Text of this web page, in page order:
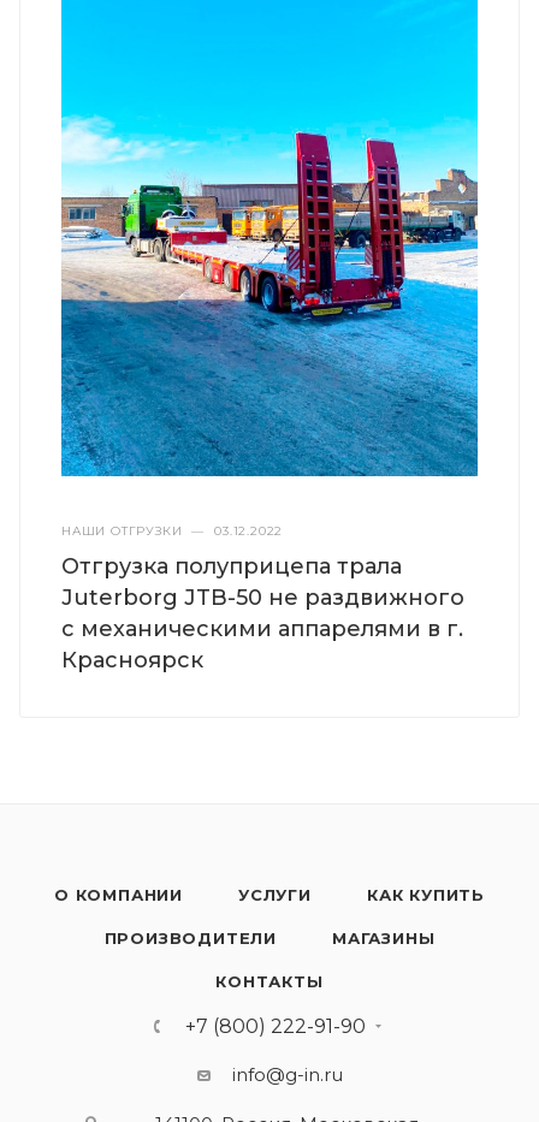
НАШИ ОТГРУЗКИ — 03.12.2022
Отгрузка полуприцепа трала
Juterborg JTB-50 не раздвижного
с механическими аппарелями в г.
Красноярск
О КОМПАНИИ УСЛУГИ КАК КУПИТЬ
ПРОИЗВОДИТЕЛИ МАГАЗИНЫ
КОНТАКТЫ
+7 (800) 222-91-90
info@g-in.ru